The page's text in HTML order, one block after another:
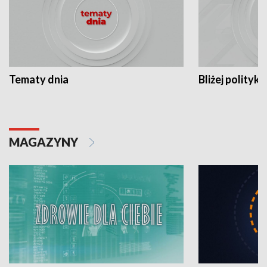
Tematy dnia Bliżej polityki
MAGAZYNY